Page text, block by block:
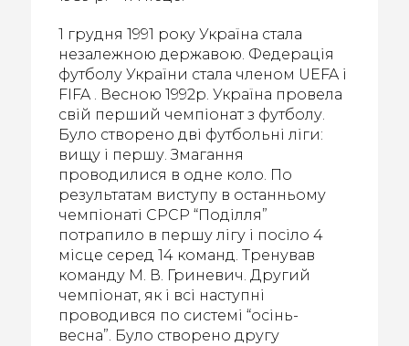
1 грудня 1991 року Україна стала
незалежною державою. Федерація
футболу України стала членом UEFA і
FIFA . Весною 1992р. Україна провела
свій перший чемпіонат з футболу.
Було створено дві футбольні ліги:
вищу і першу. Змагання
проводилися в одне коло. По
результатам виступу в останньому
чемпіонаті СРСР “Поділля”
потрапило в першу лігу і посіло 4
місце серед 14 команд. Тренував
команду М. В. Гриневич. Другий
чемпіонат, як і всі наступні
проводився по системі “осінь-
весна”. Було створено другу